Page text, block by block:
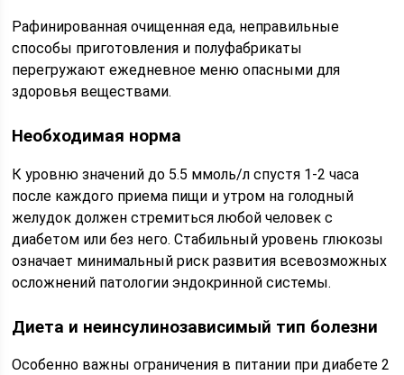
Рафинированная очищенная еда, неправильные
способы приготовления и полуфабрикаты
перегружают ежедневное меню опасными для
здоровья веществами.
Необходимая норма
К уровню значений до 5.5 ммоль/л спустя 1-2 часа
после каждого приема пищи и утром на голодный
желудок должен стремиться любой человек с
диабетом или без него. Стабильный уровень глюкозы
означает минимальный риск развития всевозможных
осложнений патологии эндокринной системы.
Диета и неинсулинозависимый тип болезни
Особенно важны ограничения в питании при диабете 2